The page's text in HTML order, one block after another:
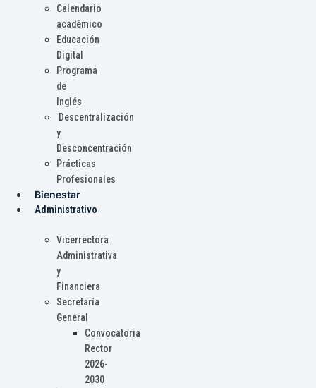
Calendario
académico
Educación
Digital
Programa
de
Inglés
Descentralización
y
Desconcentración
Prácticas
Profesionales
Bienestar
Administrativo
Vicerrectora
Administrativa
y
Financiera
Secretaría
General
Convocatoria
Rector
2026-
2030